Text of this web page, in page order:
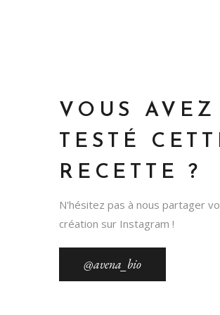
VOUS AVEZ
TESTÉ
RECETTE ?
N'hésitez pas à nous partager
création sur Instagram !
@avena_bio